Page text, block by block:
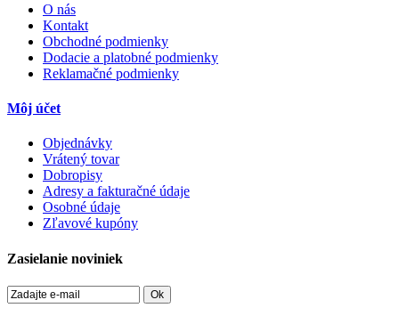
O nás
Kontakt
Obchodné podmienky
Dodacie a platobné podmienky
Reklamačné podmienky
Môj účet
Objednávky
Vrátený tovar
Dobropisy
Adresy a fakturačné údaje
Osobné údaje
Zľavové kupóny
Zasielanie noviniek
Ok